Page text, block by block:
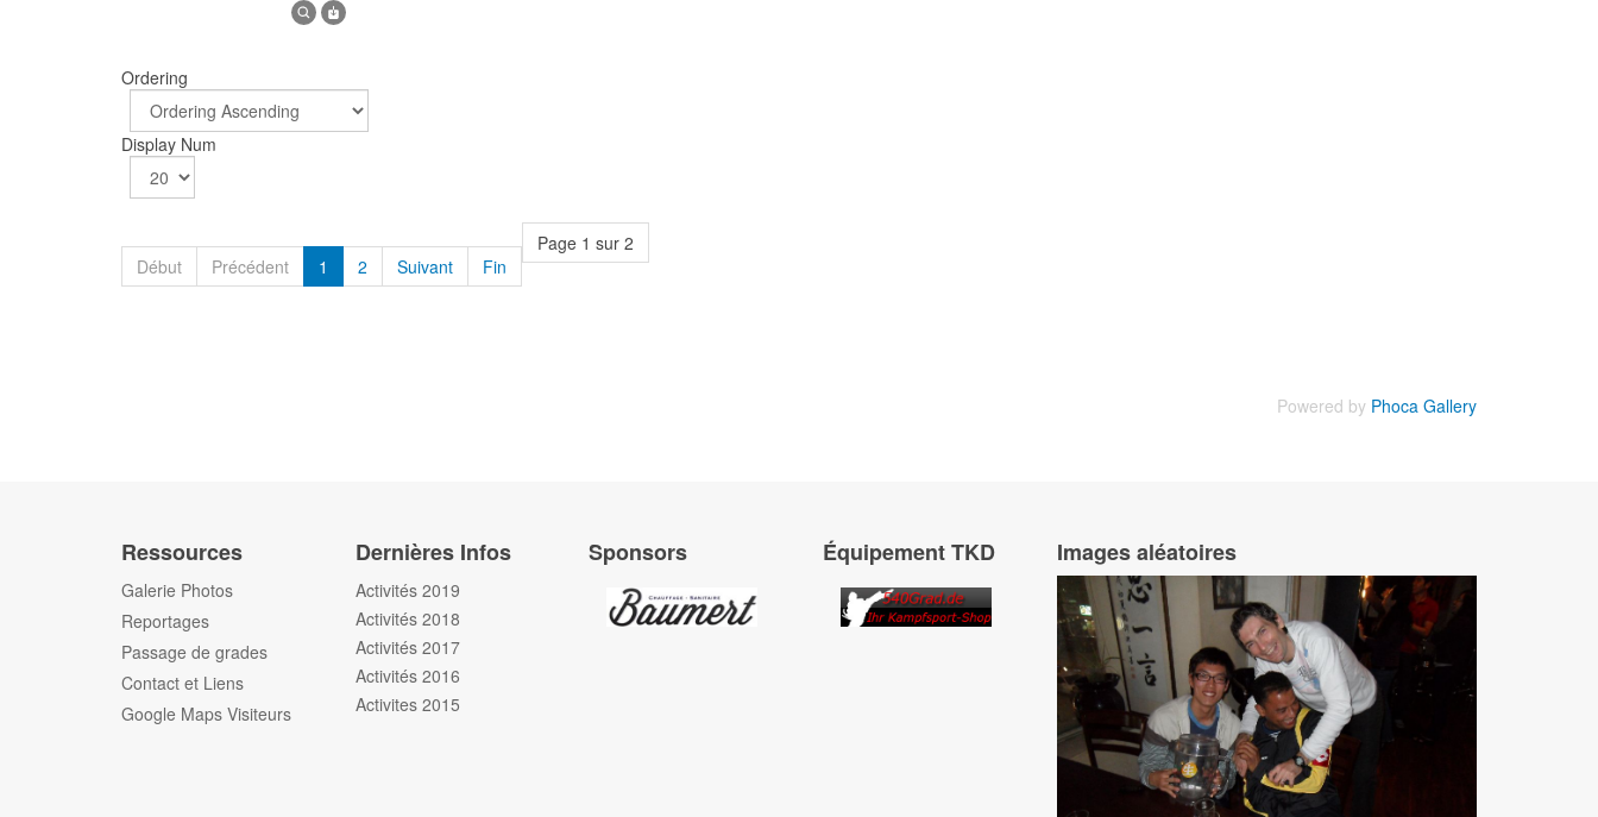
Ordering
Display Num
Page 1 sur 2
Début
Précédent 1 2 Suivant Fin
Powered by Phoca Gallery
Ressources
Galerie Photos
Reportages
Passage de grades
Contact et Liens
Google Maps Visiteurs
Dernières Infos
Activités 2019
Activités 2018
Activités 2017
Activités 2016
Activites 2015
Sponsors Équipement TKD Images aléatoires